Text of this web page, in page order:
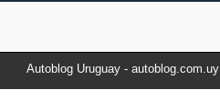
Autoblog Uruguay -